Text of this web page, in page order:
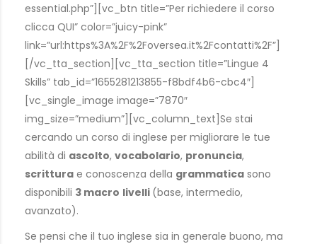
essential.php”][vc_btn title=”Per richiedere il corso
clicca QUI” color=”juicy-pink”
link=”url:https%3A%2F%2Foversea.it%2Fcontatti%2F”]
[/vc_tta_section][vc_tta_section title=”Lingue 4
Skills” tab_id=”1655281213855-f8bdf4b6-cbc4″]
[vc_single_image image=”7870″
img_size=”medium”][vc_column_text]Se stai
cercando un corso di inglese per migliorare le tue
abilità di ascolto, vocabolario, pronuncia,
scrittura e conoscenza della grammatica sono
disponibili 3 macro livelli (base, intermedio,
avanzato).
Se pensi che il tuo inglese sia in generale buono, ma